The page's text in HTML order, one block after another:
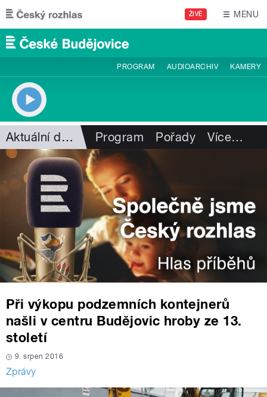
Přejít k hlavnímu obsahu
ŽIVĚ MENU
PROGRAM AUDIOARCHIV KAMERY
Aktuální dění Program Pořady Více…
Při výkopu podzemních kontejnerů
našli v centru Budějovic hroby ze 13.
století
9. srpen 2016
Zprávy